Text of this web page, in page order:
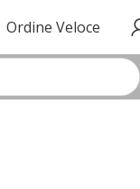
Ordine Veloce